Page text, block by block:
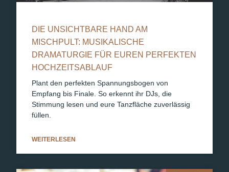
DIE UNSICHTBARE HAND AM
MISCHPULT: MUSIKALISCHE
DRAMATURGIE FÜR EUREN PERFEKTEN
HOCHZEITSABLAUF
Plant den perfekten Spannungsbogen von
Empfang bis Finale. So erkennt ihr DJs, die
Stimmung lesen und eure Tanzfläche zuverlässig
füllen.
WEITERLESEN